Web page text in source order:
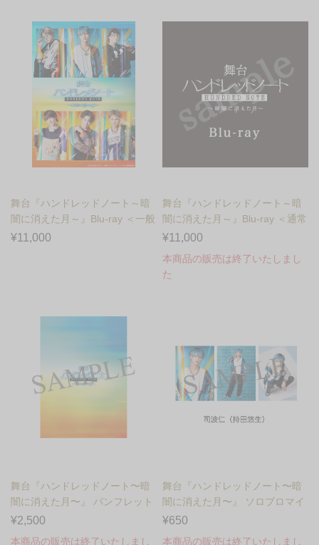
舞台『ハンドレッドノート～暗
闇に消えた月～』Blu-ray ＜一般
発売＞
¥11,000
舞台『ハンドレッドノート～暗
闇に消えた月～』Blu-ray ＜通常
予約＞
¥11,000
本商品の販売は終了いたしまし
た
舞台『ハンドレッドノート〜暗
闇に消えた月〜』 パンフレット
¥2,500
本商品の販売は終了いたしまし
舞台『ハンドレッドノート〜暗
闇に消えた月〜』 ソロブロマイ
ド 司波仁（持田悠生）...
¥650
本商品の販売は終了いたしまし